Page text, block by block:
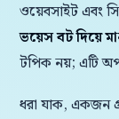
ওয়েবসাইট এবং
ভয়েস বট দিয়ে
টপিক নয়; এটি
ধরা যাক, একজন